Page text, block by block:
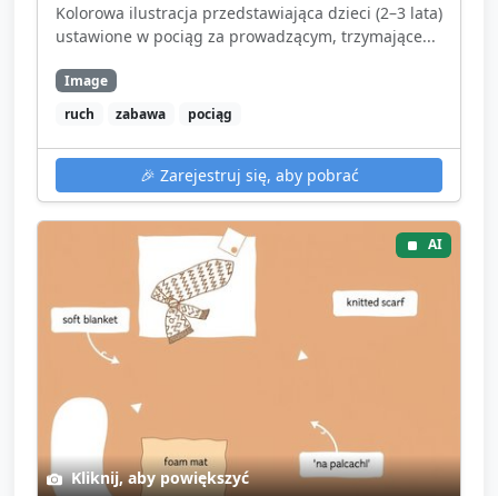
Kolorowa ilustracja przedstawiająca dzieci (2–3 lata)
ustawione w pociąg za prowadzącym, trzymające...
Image
ruch
zabawa pociąg
🎉 Zarejestruj się, aby pobrać
AI
Kliknij, aby powiększyć